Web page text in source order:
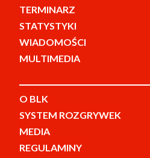
TERMINARZ
STATYSTYKI
WIADOMOŚCI
MULTIMEDIA
O BLK
SYSTEM ROZGRYWEK
MEDIA
REGULAMINY